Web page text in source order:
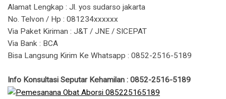
Alamat Lengkap : Jl. yos sudarso jakarta
No. Telvon / Hp : 081234xxxxxx
Via Paket Kiriman : J&T / JNE / SICEPAT
Via Bank : BCA
Bisa Langsung Kirim Ke Whatsapp : 0852-2516-5189
Info Konsultasi Seputar Kehamilan : 0852-2516-5189